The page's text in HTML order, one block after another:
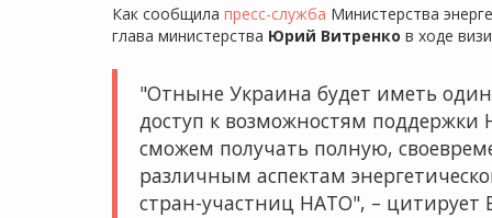
Как сообщила пресс-служба Министерства
глава министерства Юрий Витренко в ходе
"Отныне Украина будет иметь
доступ к возможностям
сможем получать полную,
различным аспектам
стран-участниц НАТО", – цитирует